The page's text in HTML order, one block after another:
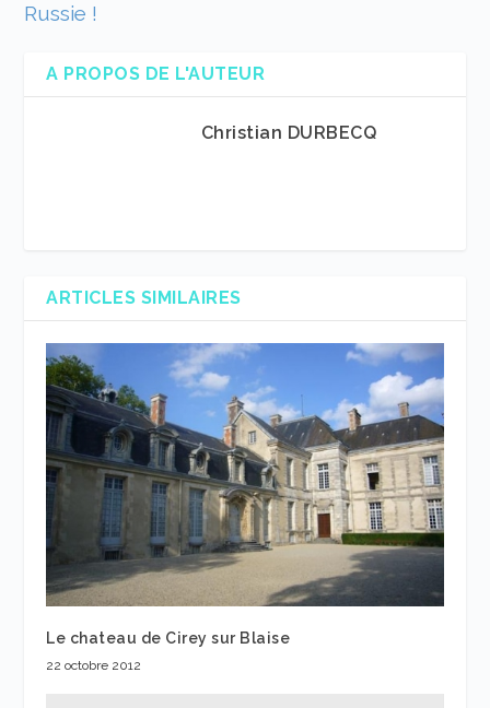
Russie !
A PROPOS DE L'AUTEUR
Christian DURBECQ
ARTICLES SIMILAIRES
Le chateau de Cirey sur Blaise
22 octobre 2012